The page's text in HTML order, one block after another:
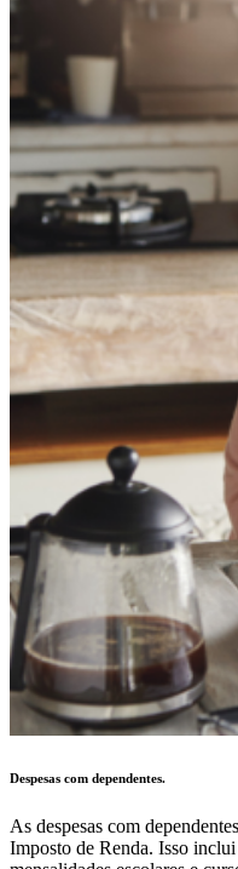
Despesas com dependentes.
As despesas com
Imposto de Renda. Isso